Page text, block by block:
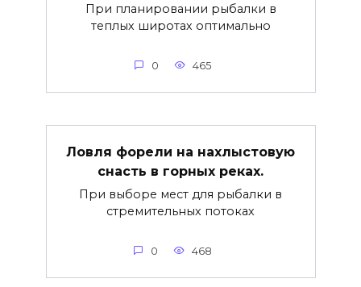
При планировании рыбалки в
теплых широтах оптимально
0 465
Ловля форели на нахлыстовую
снасть в горных реках.
При выборе мест для рыбалки в
стремительных потоках
0 468